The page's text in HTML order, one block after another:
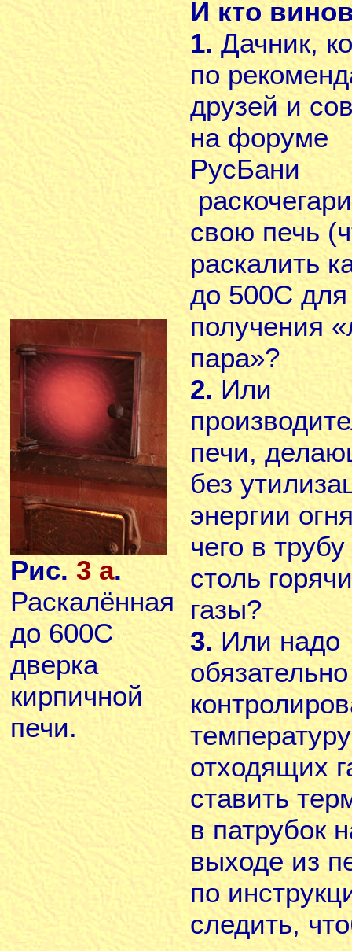
Рис. 3 а.
Раскалённая
до 600С
дверка
кирпичной
печи.
И кто
1. Дачник,
по
друзей и
на форуме
РусБани
свою печь
раскалить
до 500С для
получения
пара»?
2.Или
печи,
без
энергии
чего в
столь
газы?
3.Или надо
обязательно
температуру
отходящих
ставить
в патрубок
выходе из
по
следить,